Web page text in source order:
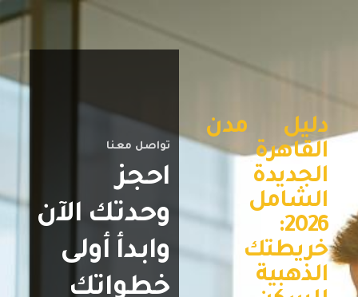
دليل مدن
القاهرة
الجديدة
الشامل
2026:
خريطتك
الذهبية
تواصل معنا
احجز
وحدتك الآن
وابدأ أولى
خطواتك